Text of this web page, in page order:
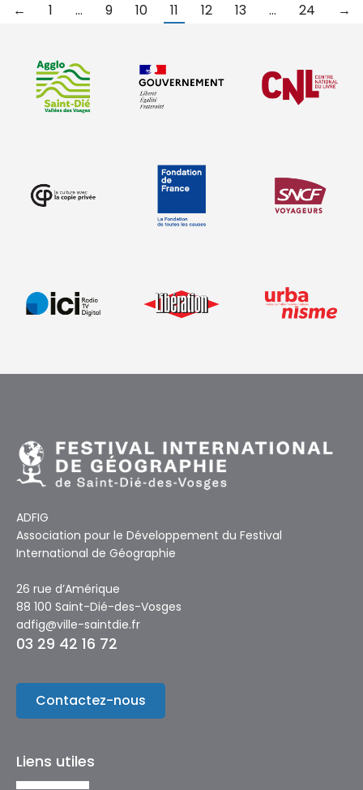
← 1 … 9 10 11 12 13 … 24 →
ADFIG
Association pour le Développement du Festival
International de Géographie
26 rue d’Amérique
88 100 Saint-Dié-des-Vosges
adfig@ville-saintdie.fr
03 29 42 16 72
Contactez-nous
Liens utiles